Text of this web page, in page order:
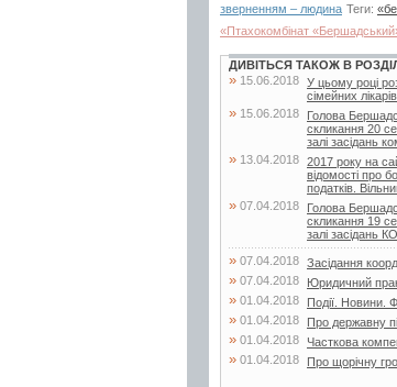
зверненням – людина Теги:
«Птахокомбінат
ДИВІТЬСЯ ТАКОЖ В
» 15.06.2018 У цьому році
сімейних лікарів.
» 15.06.2018
Голова
скликання 20
залі засідань
» 13.04.2018 2017 року на
відомості про
податків.
» 07.04.2018
Голова
скликання 19
залі засідань
» 07.04.2018 Засідання
» 07.04.2018 Юридичний
» 01.04.2018 Події. Новини.
» 01.04.2018 Про державну
» 01.04.2018 Часткова
» 01.04.2018
Про щорічну